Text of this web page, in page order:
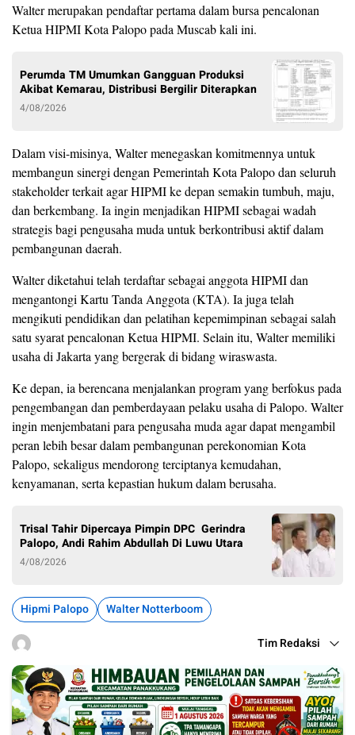
Walter merupakan pendaftar pertama dalam bursa pencalonan
Ketua HIPMI Kota Palopo pada Muscab kali ini.
Perumda TM Umumkan Gangguan Produksi
Akibat Kemarau, Distribusi Bergilir Diterapkan
4/08/2026
Dalam visi-misinya, Walter menegaskan komitmennya untuk
membangun sinergi dengan Pemerintah Kota Palopo dan seluruh
stakeholder terkait agar HIPMI ke depan semakin tumbuh, maju,
dan berkembang. Ia ingin menjadikan HIPMI sebagai wadah
strategis bagi pengusaha muda untuk berkontribusi aktif dalam
pembangunan daerah.
Walter diketahui telah terdaftar sebagai anggota HIPMI dan
mengantongi Kartu Tanda Anggota (KTA). Ia juga telah
mengikuti pendidikan dan pelatihan kepemimpinan sebagai salah
satu syarat pencalonan Ketua HIPMI. Selain itu, Walter memiliki
usaha di Jakarta yang bergerak di bidang wiraswasta.
Ke depan, ia berencana menjalankan program yang berfokus pada
pengembangan dan pemberdayaan pelaku usaha di Palopo. Walter
ingin menjembatani para pengusaha muda agar dapat mengambil
peran lebih besar dalam pembangunan perekonomian Kota
Palopo, sekaligus mendorong terciptanya kemudahan,
kenyamanan, serta kepastian hukum dalam berusaha.
Trisal Tahir Dipercaya Pimpin DPC Gerindra
Palopo, Andi Rahim Abdullah Di Luwu Utara
4/08/2026
Hipmi Palopo Walter Notterboom
Tim Redaksi